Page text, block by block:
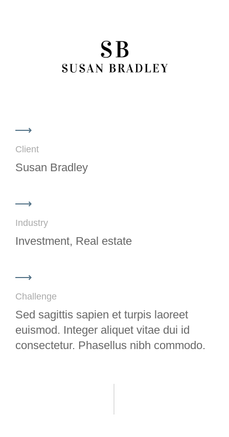
Client
Susan Bradley
Industry
Investment, Real estate
Challenge
Sed sagittis sapien et turpis laoreet
euismod. Integer aliquet vitae dui id
consectetur. Phasellus nibh commodo.